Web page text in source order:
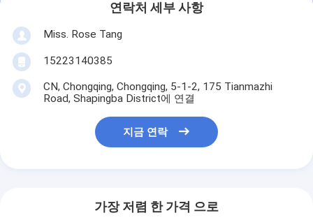
연락처 세부 사항
Miss. Rose Tang
15223140385
CN, Chongqing, Chongqing, 5-1-2, 175 Tianmazhi
Road, Shapingba District에 연결
지금 연락
가장 저렴 한 가격 으로